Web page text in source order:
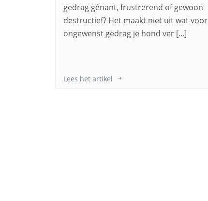
gedrag gênant, frustrerend of gewoon
destructief? Het maakt niet uit wat voor
ongewenst gedrag je hond ver [...]
Lees het artikel